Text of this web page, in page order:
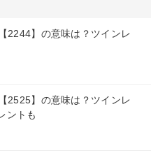
2244】の意味は？ツインレ
2525】の意味は？ツインレ
ントも